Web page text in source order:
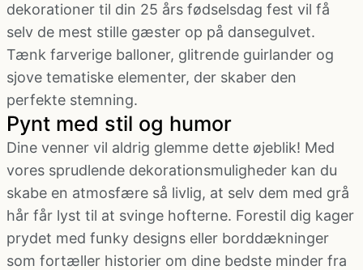
dekorationer til din 25 års fødselsdag fest vil få
selv de mest stille gæster op på dansegulvet.
Tænk farverige balloner, glitrende guirlander og
sjove tematiske elementer, der skaber den
perfekte stemning.
Pynt med stil og humor
Dine venner vil aldrig glemme dette øjeblik! Med
vores sprudlende dekorationsmuligheder kan du
skabe en atmosfære så livlig, at selv dem med grå
hår får lyst til at svinge hofterne. Forestil dig kager
prydet med funky designs eller borddækninger
som fortæller historier om dine bedste minder fra